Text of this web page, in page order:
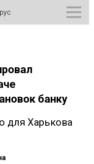
рус
банку
для Харькова